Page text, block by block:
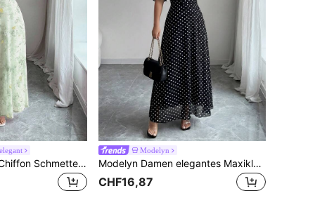
Modelyn Damen Chiffon Schmetterling Muster Fledermausärmel Plissee-Saum süßes französisches Stil Minikleid, Sommer
Modelyn
Modelyn Damen elegantes Maxikleid aus Chiffon mit rundem Ausschnitt, Rüschen, weiten Ärmeln und fließendem Schnitt, für Frühling/Sommer
CHF16,87